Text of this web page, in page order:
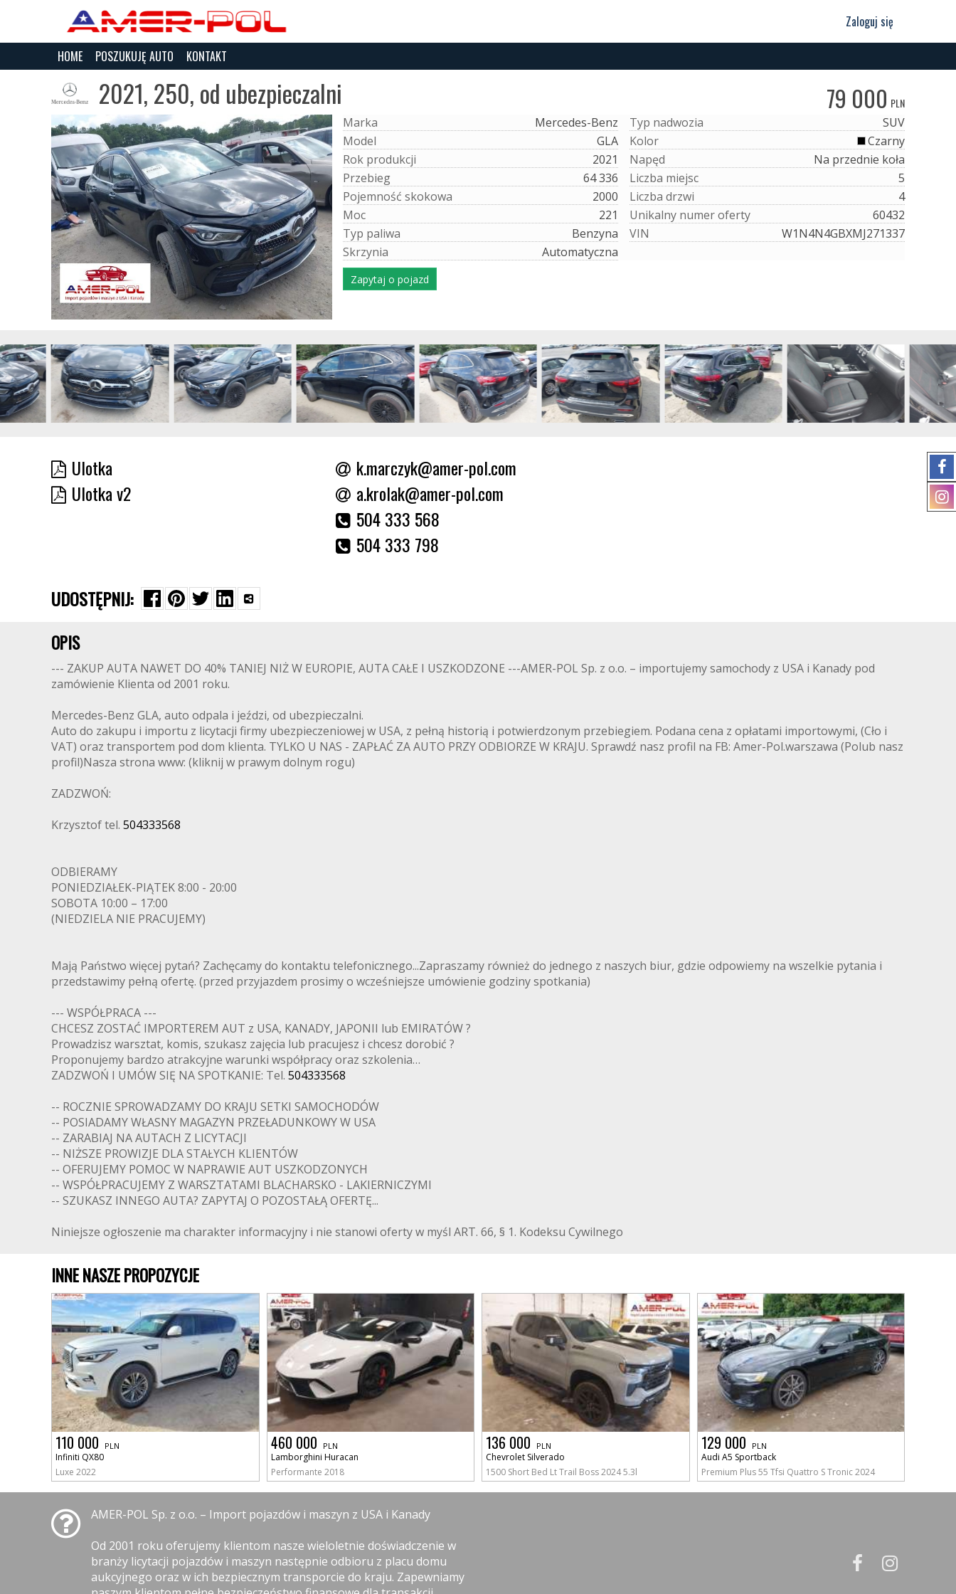
Zaloguj się
HOME POSZUKUJĘ AUTO KONTAKT
2021, 250, od ubezpieczalni 79 000 PLN
Marka
Mercedes-Benz
Model
GLA
Rok produkcji
2021
Przebieg
64 336
Pojemność skokowa
2000
Moc
221
Typ paliwa
Benzyna
Skrzynia Automatyczna
Typ nadwozia
SUV
Kolor
Czarny
Napęd
Na przednie koła
Liczba miejsc
5
Liczba drzwi
4
Unikalny numeroferty
60432
VIN W1N4N4GBXMJ271337
Zapytaj o pojazd
Ulotka
Ulotka v2
k.marczyk@amer-pol.com
a.krolak@amer-pol.com
504 333 568
504 333 798
UDOSTĘPNIJ:
OPIS
--- ZAKUP AUTA NAWET DO 40% TANIEJ NIŻ W EUROPIE, AUTA CAŁE I USZKODZONE ---AMER-POL Sp. z o.o. – importujemy samochody z USA i Kanady pod
zamówienie Klienta od 2001 roku.
Mercedes-Benz GLA, auto odpala i jeździ, od ubezpieczalni.
Auto do zakupu i importu z licytacji firmy ubezpieczeniowej w USA, z pełną historią i potwierdzonym przebiegiem. Podana cena z opłatami importowymi, (Cło i
VAT) oraz transportem pod dom klienta. TYLKO U NAS - ZAPŁAĆ ZA AUTO PRZY ODBIORZE W KRAJU. Sprawdź nasz profil na FB: Amer-Pol.warszawa (Polub nasz
profil)Nasza strona www: (kliknij w prawym dolnym rogu)
ZADZWOŃ:
Krzysztof tel. 504333568
ODBIERAMY
PONIEDZIAŁEK-PIĄTEK 8:00 - 20:00
SOBOTA 10:00 – 17:00
(NIEDZIELA NIE PRACUJEMY)
Mają Państwo więcej pytań? Zachęcamy do kontaktu telefonicznego...Zapraszamy również do jednego z naszych biur, gdzie odpowiemy na wszelkie pytania i
przedstawimy pełną ofertę. (przed przyjazdem prosimy o wcześniejsze umówienie godziny spotkania)
--- WSPÓŁPRACA ---
CHCESZ ZOSTAĆ IMPORTEREM AUT z USA, KANADY, JAPONII lub EMIRATÓW ?
Prowadzisz warsztat, komis, szukasz zajęcia lub pracujesz i chcesz dorobić ?
Proponujemy bardzo atrakcyjne warunki współpracy oraz szkolenia…
ZADZWOŃ I UMÓW SIĘ NA SPOTKANIE: Tel. 504333568
-- ROCZNIE SPROWADZAMY DO KRAJU SETKI SAMOCHODÓW
-- POSIADAMY WŁASNY MAGAZYN PRZEŁADUNKOWY W USA
-- ZARABIAJ NA AUTACH Z LICYTACJI
-- NIŻSZE PROWIZJE DLA STAŁYCH KLIENTÓW
-- OFERUJEMY POMOC W NAPRAWIE AUT USZKODZONYCH
-- WSPÓŁPRACUJEMY Z WARSZTATAMI BLACHARSKO - LAKIERNICZYMI
-- SZUKASZ INNEGO AUTA? ZAPYTAJ O POZOSTAŁĄ OFERTĘ...
Niniejsze ogłoszenie ma charakter informacyjny i nie stanowi oferty w myśl ART. 66, § 1. Kodeksu Cywilnego
INNE NASZE PROPOZYCJE
110 000 PLN
Infiniti QX80
Luxe 2022
460 000 PLN
Lamborghini Huracan
Performante 2018
136 000 PLN
Chevrolet Silverado
1500 Short Bed Lt Trail Boss 2024 5.3l
129 000 PLN
Audi A5 Sportback
Premium Plus 55 Tfsi Quattro S Tronic 2024
AMER-POL Sp. z o.o. – Import pojazdów i maszyn z USA i Kanady
Od 2001 roku oferujemy klientom nasze wieloletnie doświadczenie w
branży licytacji pojazdów i maszyn następnie odbioru z placu domu
aukcyjnego oraz w ich bezpiecznym transporcie do kraju. Zapewniamy